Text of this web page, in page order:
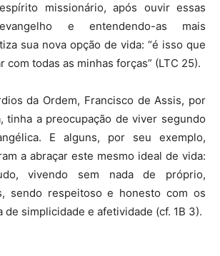
missionário, após ouvir essas
e entendendo-as mais
sua nova opção de vida: “é isso que
com todas as minhas forças” (LTC 25).
da Ordem, Francisco de Assis, por
tinha a preocupação de viver segundo
E alguns, por seu exemplo,
a abraçar este mesmo ideal de vida:
vivendo sem nada de próprio,
sendo respeitoso e honesto com os
de simplicidade e afetividade (cf. 1B 3).